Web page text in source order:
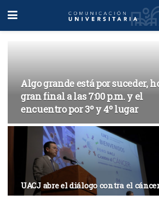
Algo grande está por suceder,
gran final a las 7:00 p.m. y el
encuentro por 3º y 4º lugar
UACJ abre el diálogo contra el